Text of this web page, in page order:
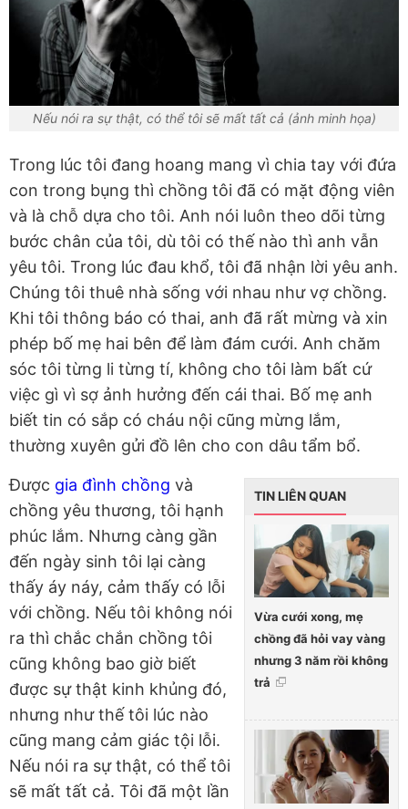
Nếu nói ra sự thật, có thể tôi sẽ mất tất cả (ảnh minh họa)
Trong lúc tôi đang hoang mang vì chia tay với đứa
con trong bụng thì chồng tôi đã có mặt động viên
và là chỗ dựa cho tôi. Anh nói luôn theo dõi từng
bước chân của tôi, dù tôi có thế nào thì anh vẫn
yêu tôi. Trong lúc đau khổ, tôi đã nhận lời yêu anh.
Chúng tôi thuê nhà sống với nhau như vợ chồng.
Khi tôi thông báo có thai, anh đã rất mừng và xin
phép bố mẹ hai bên để làm đám cưới. Anh chăm
sóc tôi từng li từng tí, không cho tôi làm bất cứ
việc gì vì sợ ảnh hưởng đến cái thai. Bố mẹ anh
biết tin có sắp có cháu nội cũng mừng lắm,
thường xuyên gửi đồ lên cho con dâu tẩm bổ.
TIN LIÊN QUAN
Vừa cưới xong, mẹ
chồng đã hỏi vay vàng
nhưng 3 năm rồi không
trả
Được gia đình chồng và
chồng yêu thương, tôi hạnh
phúc lắm. Nhưng càng gần
đến ngày sinh tôi lại càng
thấy áy náy, cảm thấy có lỗi
với chồng. Nếu tôi không nói
ra thì chắc chắn chồng tôi
cũng không bao giờ biết
được sự thật kinh khủng đó,
nhưng như thế tôi lúc nào
cũng mang cảm giác tội lỗi.
Nếu nói ra sự thật, có thể tôi
sẽ mất tất cả. Tôi đã một lần